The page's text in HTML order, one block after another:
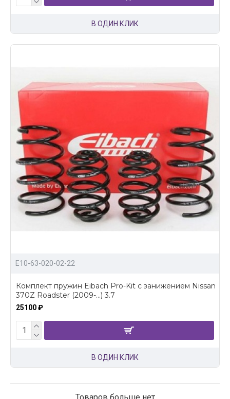
В ОДИН КЛИК
E10-63-020-02-22
Комплект пружин Eibach Pro-Kit с занижением Nissan
370Z Roadster (2009-...) 3.7
25100 ₽
В ОДИН КЛИК